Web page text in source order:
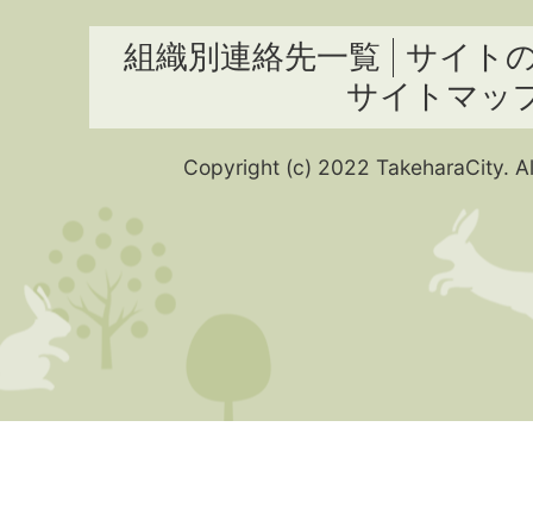
組織別連絡先一覧
サイト
サイトマッ
Copyright (c) 2022 TakeharaCity.